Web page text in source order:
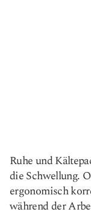
Ruhe und
die Schwellung.
ergonomisch
während der